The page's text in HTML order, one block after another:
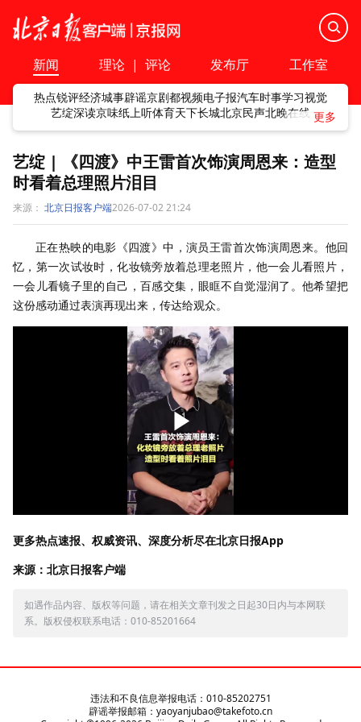
新闻 理论 | 评论 发布厅 工作室
热点锐评经济城事辟谣京剧都视频电子报汽车时事学习视觉
艺绽深读京味纸上听体育天下长城北京民声北晚在线
艺绽 | 《四渡》中王雷首次饰演周恩来：造型
时看着总理照片泪目
来源： 北京日报客户端2026-07-02 21:24
正在热映的电影《四渡》中，演员王雷首次饰演周恩来。他回
忆，第一次试妆时，化妆镜旁放着总理老照片，他一会儿看照片，
一会儿看镜子里的自己，百感交集，眼眶不自觉湿润了。他希望把
这份感动通过表演再现出来，传达给观众。
更多热点速报、权威资讯、深度分析尽在北京日报App
来源：北京日报客户端
如遇作品内容、版权等问题，请在相关文章刊发之日起30日内与本网联
系。版权侵权联系电话：010-85201664
违法和不良信息举报电话：010-85202751
辟谣举报邮箱：yaoyanjubao@takefoto.cn